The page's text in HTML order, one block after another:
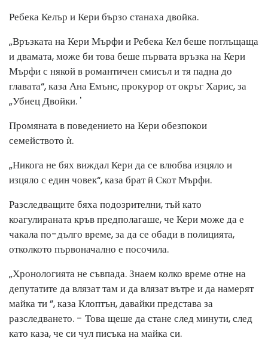
Ребека Келър и Кери бързо станаха двойка.
„Връзката на Кери Мърфи и Ребека Кел беше поглъщаща
и двамата, може би това беше първата връзка на Кери
Мърфи с някой в ​​романтичен смисъл и тя падна до
главата“, каза Ана Емънс, прокурор от окръг Харис, за
„Убиец Двойки. '
Промяната в поведението на Кери обезпокои
семейството ѝ.
„Никога не бях виждал Кери да се влюбва изцяло и
изцяло с един човек“, каза брат й Скот Мърфи.
Разследващите бяха подозрителни, тъй като
коагулираната кръв предполагаше, че Кери може да е
чакала по-дълго време, за да се обади в полицията,
отколкото първоначално е посочила.
„Хронологията не съвпада. Знаем колко време отне на
депутатите да влязат там и да влязат вътре и да намерят
майка ти ”, каза Клоптън, давайки представа за
разследването. - Това щеше да стане след минути, след
като каза, че си чул писъка на майка си.